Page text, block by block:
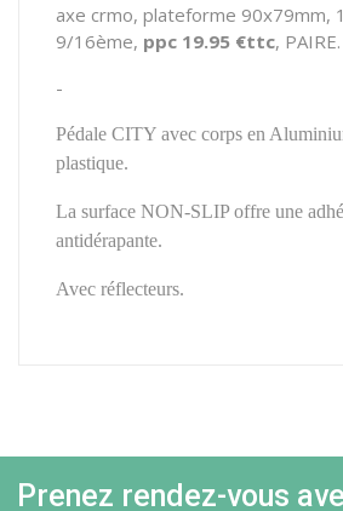
axe crmo, plateforme 90x79mm,
9/16ème, ppc 19.95 €ttc, PAIRE.
-
Pédale CITY avec corps en
plastique.
La surface NON-SLIP offre une
antidérapante.
Avec réflecteurs.
Prenez rendez-vous